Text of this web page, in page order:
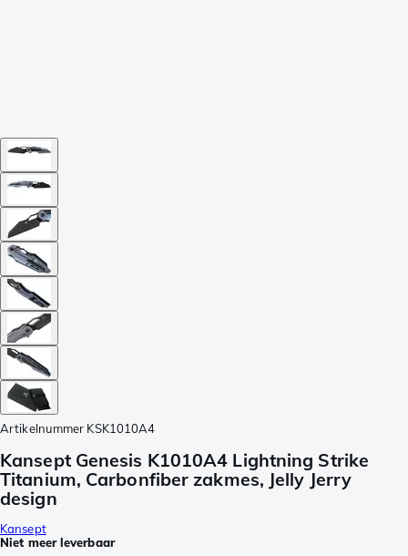
Artikelnummer KSK1010A4
Kansept Genesis K1010A4 Lightning Strike
Titanium, Carbonfiber zakmes, Jelly Jerry
design
Kansept
Niet meer leverbaar